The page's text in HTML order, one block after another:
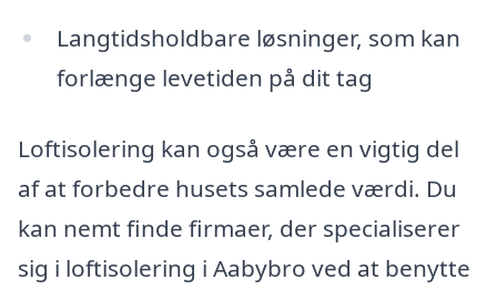
Langtidsholdbare løsninger, som kan
forlænge levetiden på dit tag
Loftisolering kan også være en vigtig del
af at forbedre husets samlede værdi. Du
kan nemt finde firmaer, der specialiserer
sig i loftisolering i Aabybro ved at benytte